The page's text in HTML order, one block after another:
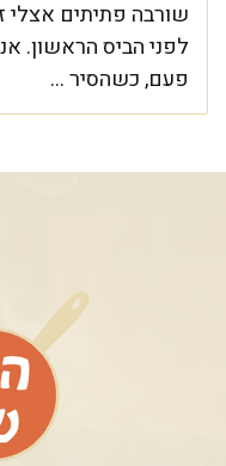
שורבה פתיתים
לפני הביס הראשון.
פעם, כשהסיר ...